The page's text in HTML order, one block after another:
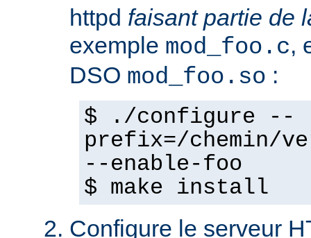
httpd faisant partie de
exemple mod_foo.c,
DSO mod_foo.so :
$ ./configure --
prefix=/chemin/
--enable-foo
$ make install
Configure le serveur